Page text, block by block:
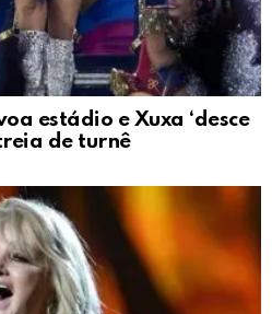
estádio e Xuxa ‘desce
de turnê